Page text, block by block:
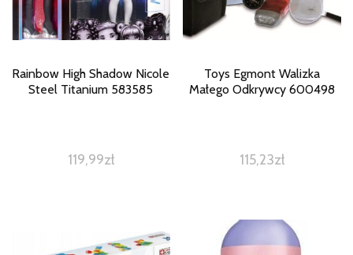
Rainbow High Shadow Nicole
Steel Titanium 583585
119,99zł
Toys Egmont Walizka
Małego Odkrywcy 600498
115,23zł